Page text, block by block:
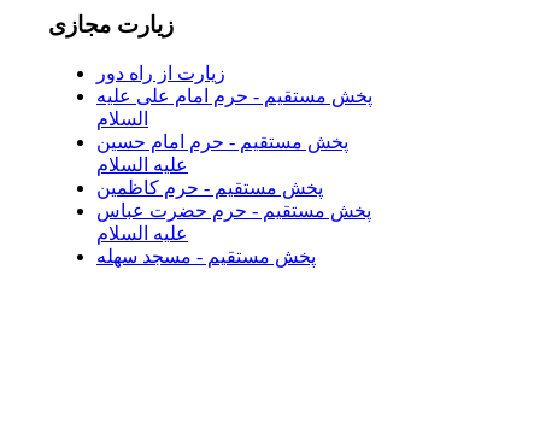
زیارت مجازی
زیارت از راه دور
پخش مستقیم - حرم امام علی علیه
السلام
پخش مستقیم - حرم امام حسین
علیه السلام
پخش مستقیم - حرم کاظمین
پخش مستقیم - حرم حضرت عباس
علیه السلام
پخش مستقیم - مسجد سهله